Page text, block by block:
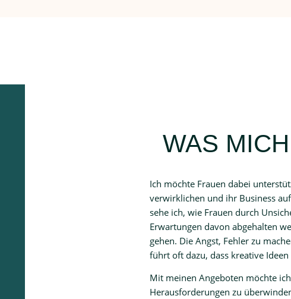
WAS
Ich möchte Frauen dabei
verwirklichen und ihr Business
sehe ich, wie Frauen durch
Erwartungen davon abgehalten
gehen. Die Angst, Fehler zu
führt oft dazu, dass kreative
Mit meinen Angeboten möchte
Herausforderungen zu